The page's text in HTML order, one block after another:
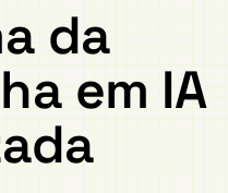
da
em IA